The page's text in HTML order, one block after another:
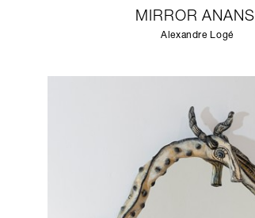
MIRROR
Alexandre Logé